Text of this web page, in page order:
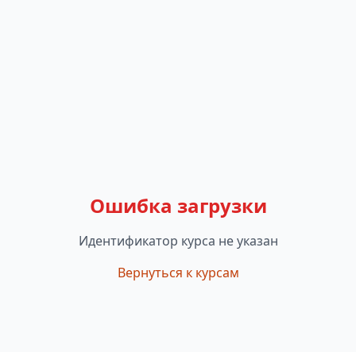
Ошибка загрузки
Идентификатор курса не указан
Вернуться к курсам